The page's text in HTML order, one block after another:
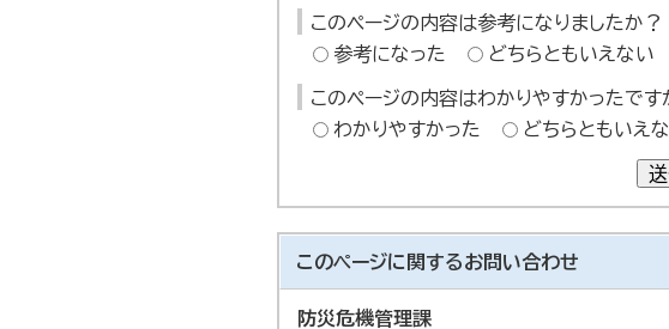
このページの内容は参考になりましたか？
参考になった
どちらともいえない
このページの内容はわかりやすかったです
わかりやすかった
どちらともいえ
このページに関するお問い合わせ
防災危機管理課